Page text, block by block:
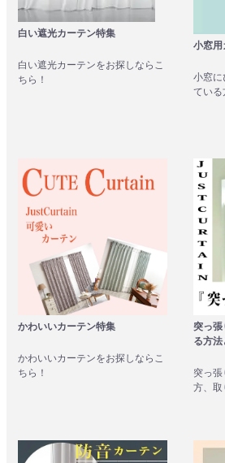
白い遮光カーテン特集
白い遮光カーテンをお探しならこ
ちら！
小窓用
小窓に
ている
かわいいカーテン特集
かわいいカーテンをお探しならこ
ちら！
突っ張
る方
突っ
方、取